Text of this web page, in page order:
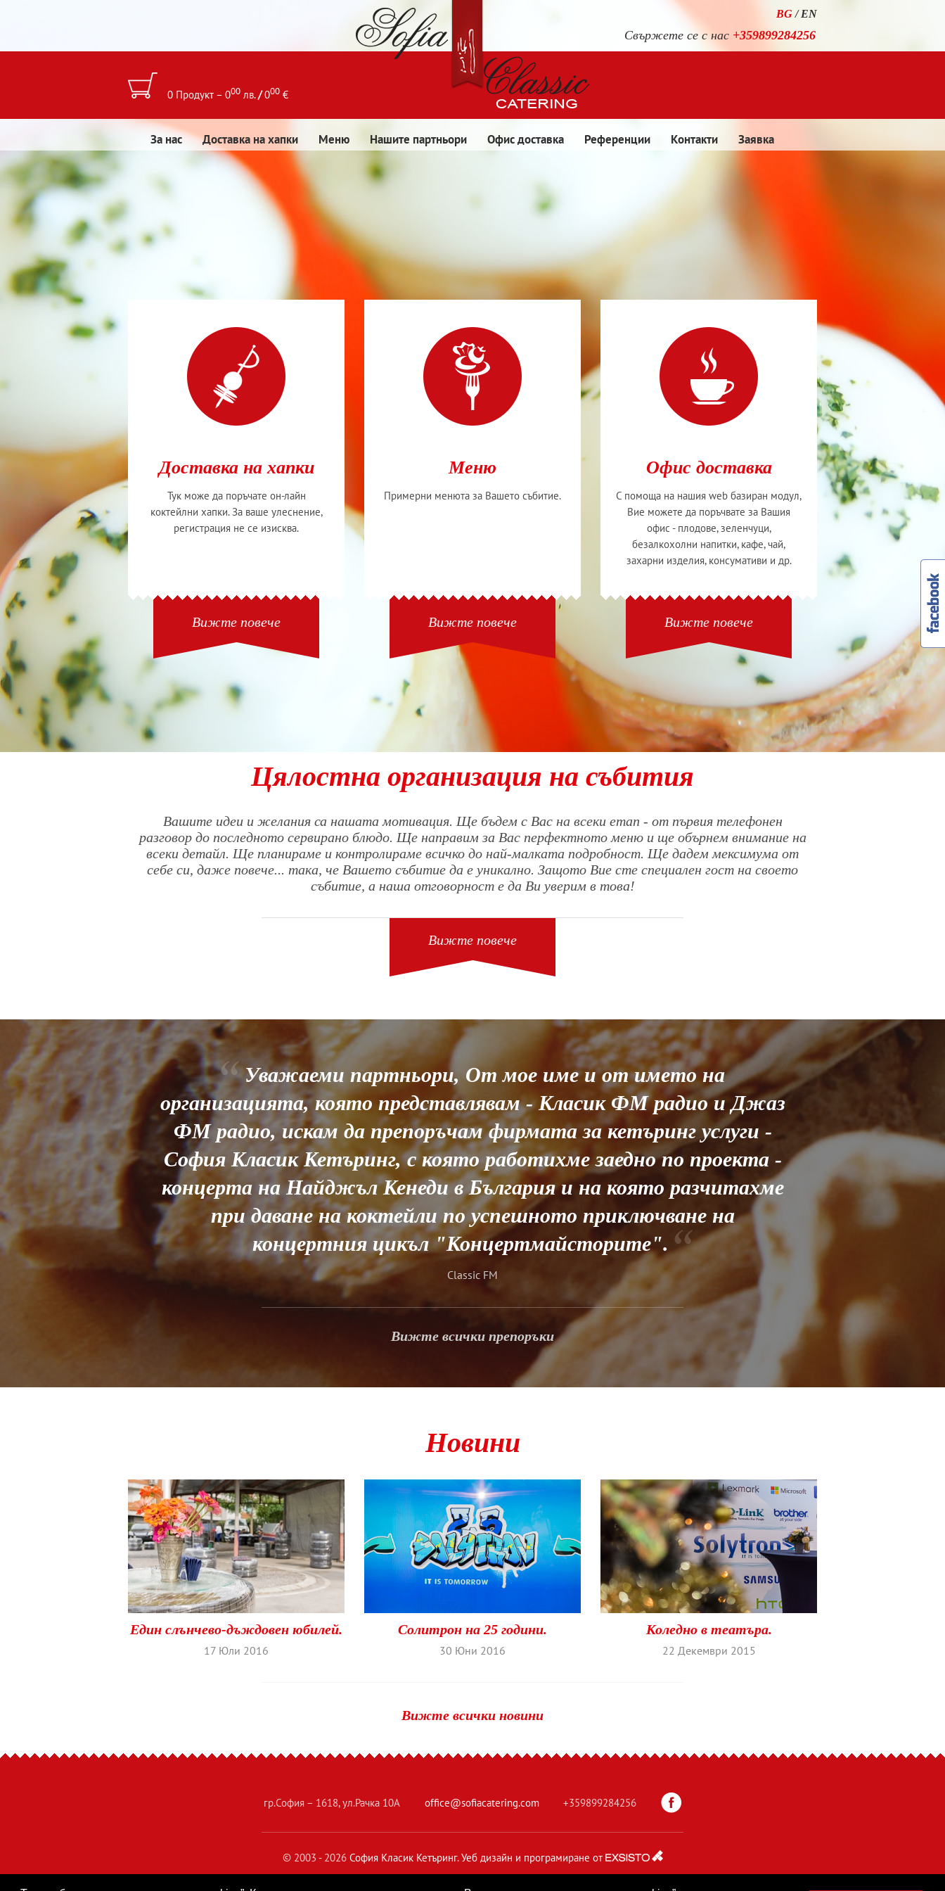
BG/EN
Свържете се с нас +359899284256
0 Продукт – 000 лв./000 €
За нас Доставка на хапки Меню Нашите партньори Офис доставка Референции Контакти Заявка
Доставка на хапки
Тук може да поръчате он-лайн
коктейлни хапки. За ваше улеснение,
регистрация не се изисква.
Вижте повече
Меню
Примерни менюта за Вашето събитие.
Вижте повече
Офис доставка
С помоща на нашия web базиран модул,
Вие можете да поръчвате за Вашия
офис - плодове, зеленчуци,
безалкохолни напитки, кафе, чай,
захарни изделия, консумативи и др.
Вижте повече
Цялостна организация на събития
Вашите идеи и желания са нашата мотивация. Ще бъдем с Вас на всеки етап - от първия телефонен
разговор до последното сервирано блюдо. Ще направим за Вас перфектното меню и ще обърнем внимание на
всеки детайл. Ще планираме и контролираме всичко до най-малката подробност. Ще дадем мексимума от
себе си, даже повече... така, че Вашето събитие да е уникално. Защото Вие сте специален гост на своето
събитие, а наша отговорност е да Ви уверим в това!
Вижте повече
Уважаеми партньори, От мое име и от името на
организацията, която представлявам - Класик ФМ радио и Джаз
ФМ радио, искам да препоръчам фирмата за кетъринг услуги -
София Класик Кетъринг, с която работихме заедно по проекта -
концерта на Найджъл Кенеди в България и на която разчитахме
при даване на коктейли по успешното приключване на
концертния цикъл "Концертмайсторите".
Classic FM
Вижте всички препоръки
Новини
Един слънчево-дъждовен юбилей.
17 Юли 2016
Солитрон на 25 години.
30 Юни 2016
Коледно в театъра.
22 Декември 2015
Вижте всички новини
гр.София – 1618, ул.Рачка 10А office@sofiacatering.com +359899284256
© 2003 - 2026 София Класик Кетъринг. Уеб дизайн и програмиране от